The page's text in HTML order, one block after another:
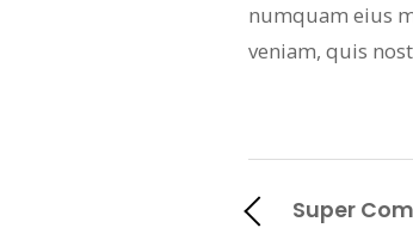
numquam eius
veniam, quis
Super